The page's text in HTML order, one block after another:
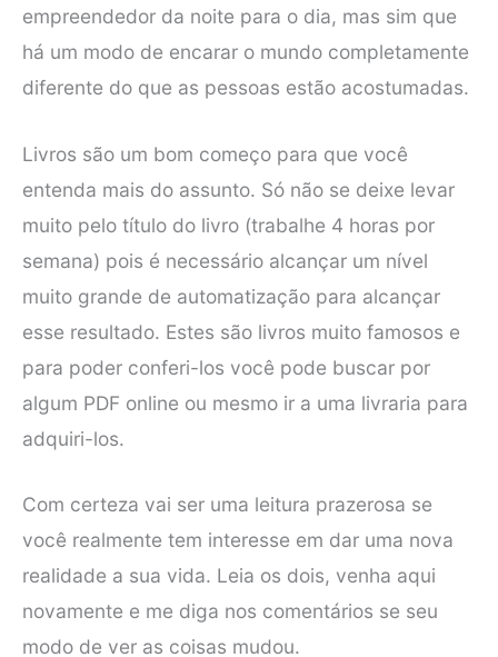
empreendedor da noite para o dia, mas sim que
há um modo de encarar o mundo completamente
diferente do que as pessoas estão acostumadas.
Livros são um bom começo para que você
entenda mais do assunto. Só não se deixe levar
muito pelo título do livro (trabalhe 4 horas por
semana) pois é necessário alcançar um nível
muito grande de automatização para alcançar
esse resultado. Estes são livros muito famosos e
para poder conferi-los você pode buscar por
algum PDF online ou mesmo ir a uma livraria para
adquiri-los.
Com certeza vai ser uma leitura prazerosa se
você realmente tem interesse em dar uma nova
realidade a sua vida. Leia os dois, venha aqui
novamente e me diga nos comentários se seu
modo de ver as coisas mudou.